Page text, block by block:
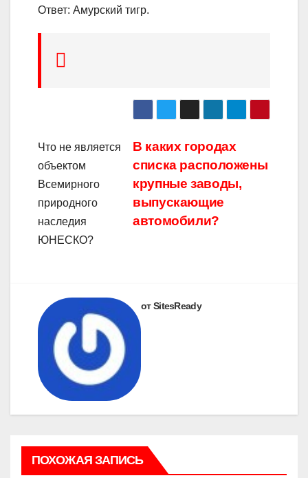
Ответ: Амурский тигр.
Навигация
по
записям
В каких городах
списка расположены
крупные заводы,
выпускающие
автомобили?
Что не является
объектом
Всемирного
природного
наследия
ЮНЕСКО?
от SitesReady
ПОХОЖАЯ ЗАПИСЬ